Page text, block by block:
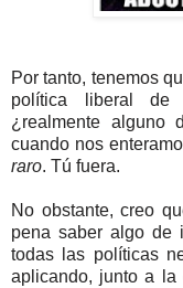
Por tanto, tenemos
política liberal de
¿realmente alguno
cuando nos
raro. Tú fuera.
No obstante, creo
pena saber algo de
todas las políticas
aplicando, junto a